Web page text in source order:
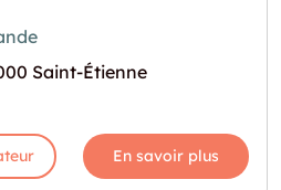
Saint-Étienne
En savoir plus